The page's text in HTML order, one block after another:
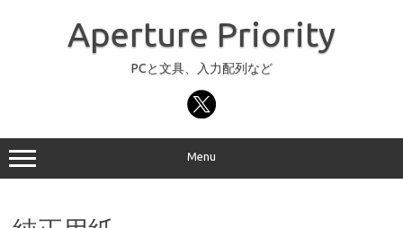
Aperture Priority
PCと文具、入力配列など
Menu